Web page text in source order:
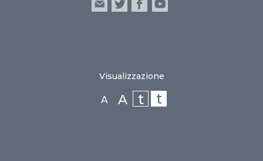
Visualizzazione
A A t t